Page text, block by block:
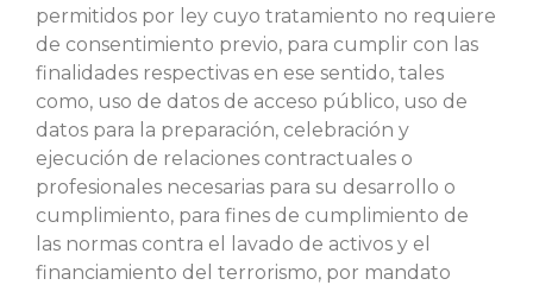
permitidos por ley cuyo tratamiento no requiere
de consentimiento previo, para cumplir con las
finalidades respectivas en ese sentido, tales
como, uso de datos de acceso público, uso de
datos para la preparación, celebración y
ejecución de relaciones contractuales o
profesionales necesarias para su desarrollo o
cumplimiento, para fines de cumplimiento de
las normas contra el lavado de activos y el
financiamiento del terrorismo, por mandato